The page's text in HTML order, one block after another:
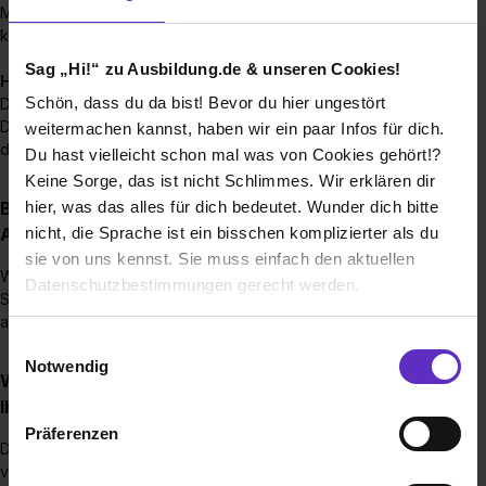
Sag „Hi!“ zu Ausbildung.de & unseren Cookies!
Schön, dass du da bist! Bevor du hier ungestört
weitermachen kannst, haben wir ein paar Infos für dich.
Du hast vielleicht schon mal was von Cookies gehört!?
Keine Sorge, das ist nicht Schlimmes. Wir erklären dir
hier, was das alles für dich bedeutet. Wunder dich bitte
nicht, die Sprache ist ein bisschen komplizierter als du
sie von uns kennst. Sie muss einfach den aktuellen
Datenschutzbestimmungen gerecht werden.
Benutzung der Webseite getroffenen Einstellungen zu
Notwendig
Präferenzen
Möglichkeit Deinen zukünftigen Job und das Team
kennenzulernen sowie Fragen zu stellen.
Herzlichen Glückwunsch
Du hast uns am Probetag überzeugt? Dann erhältst Du
Deinen Arbeitsvertrag und startest mit der Einarbeitung in
den Job, der Dich hoffentlich genauso erfüllt, wie uns.
Bis wann muss man sich für einen
Ausbildungsplatz bewerben?
Wir haben keine festen Bewerbungsfristen.
So lange die Stellenanzeige noch auf unserer Homepage
aktiv ist, kannst Du Dich gerne bei uns bewerben.
Wie viele Ausbildungsstellen werden jährlich bei
Ihnen ausgeschrieben?
Die Anzahl der jährlich ausgeschriebenen Ausbildungsstellen
variiert. Wir möchten nur so viele Ausbildungsplätze